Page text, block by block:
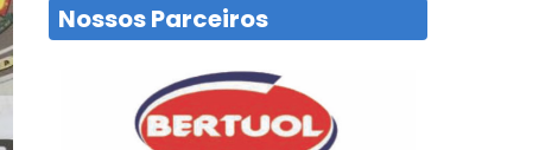
Nossos Parceiros